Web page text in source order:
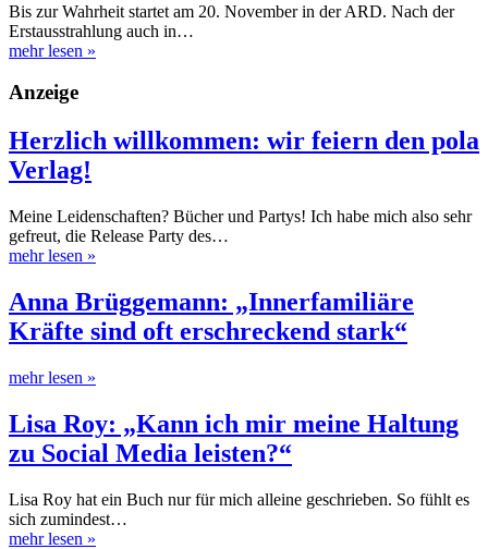
Bis zur Wahrheit startet am 20. November in der ARD. Nach der
Erstausstrahlung auch in…
mehr lesen »
Anzeige
Herzlich willkommen: wir feiern den pola
Verlag!
Meine Leidenschaften? Bücher und Partys! Ich habe mich also sehr
gefreut, die Release Party des…
mehr lesen »
Anna Brüggemann: „Innerfamiliäre
Kräfte sind oft erschreckend stark“
mehr lesen »
Lisa Roy: „Kann ich mir meine Haltung
zu Social Media leisten?“
Lisa Roy hat ein Buch nur für mich alleine geschrieben. So fühlt es
sich zumindest…
mehr lesen »